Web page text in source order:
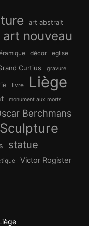
art abstrait
art nouveau
décor eglise
Curtius gravure
livre Liège
monument aux morts
Berchmans
Sculpture
statue
Victor Rogister